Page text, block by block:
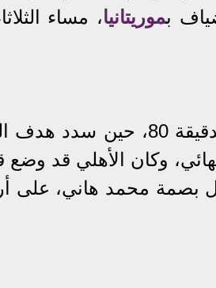
بموريتانيا، مساء
الأجواء في الدقيقة 80، حين
وكان الأهلي قد وضع
بصمة محمد هاني، على